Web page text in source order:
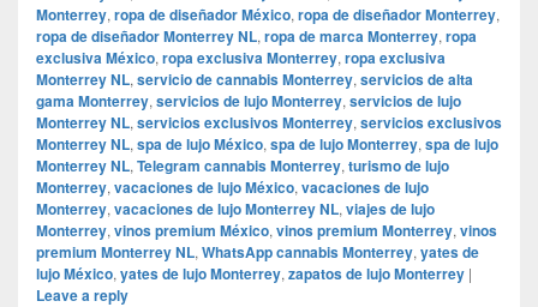
Monterrey, ropa de diseñador México, ropa de diseñador Monterrey,
ropa de diseñador Monterrey NL, ropa de marca Monterrey, ropa
exclusiva México, ropa exclusiva Monterrey, ropa exclusiva
Monterrey NL, servicio de cannabis Monterrey, servicios de alta
gama Monterrey, servicios de lujo Monterrey, servicios de lujo
Monterrey NL, servicios exclusivos Monterrey, servicios exclusivos
Monterrey NL, spa de lujo México, spa de lujo Monterrey, spa de lujo
Monterrey NL, Telegram cannabis Monterrey, turismo de lujo
Monterrey, vacaciones de lujo México, vacaciones de lujo
Monterrey, vacaciones de lujo Monterrey NL, viajes de lujo
Monterrey, vinos premium México, vinos premium Monterrey, vinos
premium Monterrey NL, WhatsApp cannabis Monterrey, yates de
lujo México, yates de lujo Monterrey, zapatos de lujo Monterrey |
Leave a reply